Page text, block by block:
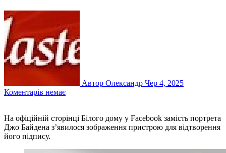
Автор Олександр Чер 4, 2025
Коментарів немає
На офіційній сторінці Білого дому у Facebook замість портрета
Джо Байдена з’явилося зображення пристрою для відтворення
його підпису.